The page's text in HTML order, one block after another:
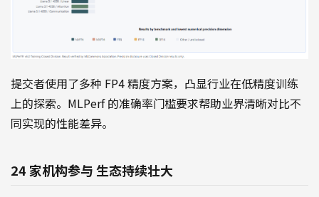
提交者使用了多种 FP4 精度方案，凸显行业在低精度训练
上的探索。MLPerf 的准确率门槛要求帮助业界清晰对比不
同实现的性能差异。
24 家机构参与 生态持续壮大